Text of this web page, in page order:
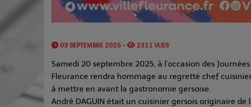
03 SEPTEMBRE 2025 - 2311 VUES
Samedi 20 septembre 2025, à l’occasion des
Fleurance rendra hommage au regretté chef
à mettre en avant la gastronomie gersoise.
André DAGUIN était un cuisinier gersois originaire de